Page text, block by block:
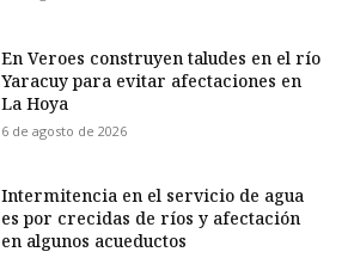
En Veroes construyen taludes en el río
Yaracuy para evitar afectaciones en
La Hoya
6 de agosto de 2026
Intermitencia en el servicio de agua
es por crecidas de ríos y afectación
en algunos acueductos